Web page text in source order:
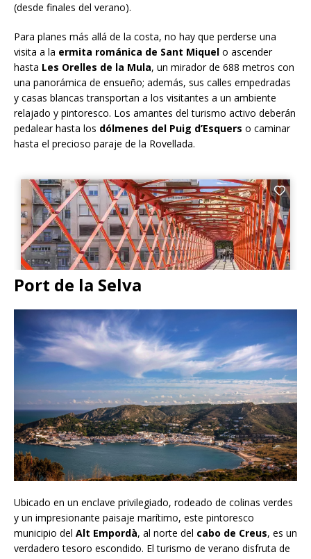
(desde finales del verano).
Para planes más allá de la costa, no hay que perderse una
visita a la ermita románica de Sant Miquel o ascender
hasta Les Orelles de la Mula, un mirador de 688 metros con
una panorámica de ensueño; además, sus calles empedradas
y casas blancas transportan a los visitantes a un ambiente
relajado y pintoresco. Los amantes del turismo activo deberán
pedalear hasta los dólmenes del Puig d’Esquers o caminar
hasta el precioso paraje de la Rovellada.
Port de la Selva
Ubicado en un enclave privilegiado, rodeado de colinas verdes
y un impresionante paisaje marítimo, este pintoresco
municipio del Alt Empordà, al norte del cabo de Creus, es un
verdadero tesoro escondido. El turismo de verano disfruta de